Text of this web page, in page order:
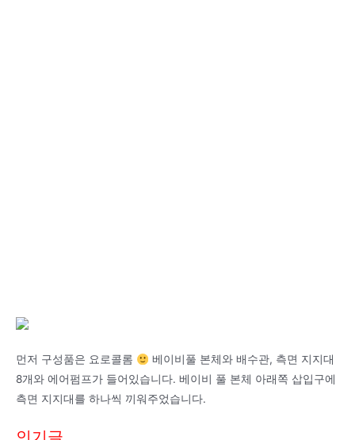
먼저 구성품은 요로콜롬
베이비풀 본체와 배수관, 측면 지지대
8개와 에어펌프가 들어있습니다. 베이비 풀 본체 아래쪽 삽입구에
측면 지지대를 하나씩 끼워주었습니다.